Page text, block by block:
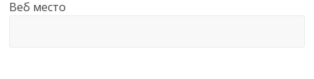
Веб место